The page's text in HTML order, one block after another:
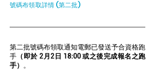
號碼布領取詳情 (第二批)
第二批號碼布領取通知電郵已發送予合資格跑
手 （即於 2月2日 18:00 或之後完成報名之跑
手）
。